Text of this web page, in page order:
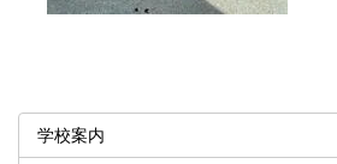
学校案内